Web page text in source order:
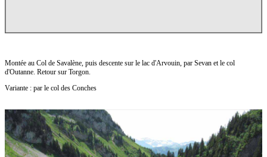
Montée au Col de Savalène, puis descente sur le lac d'Arvouin, par Sevan et le col
d'Outanne. Retour sur Torgon.
Variante : par le col des Conches